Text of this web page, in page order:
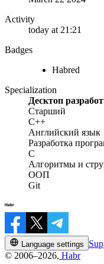
Activity
today at 21:21
Badges
Habred
Specialization
Десктоп
Старший
C++
Английский язык
Разработка
C
Алгоритмы и
ООП
Git
Language settings
© 2006–2026, Habr